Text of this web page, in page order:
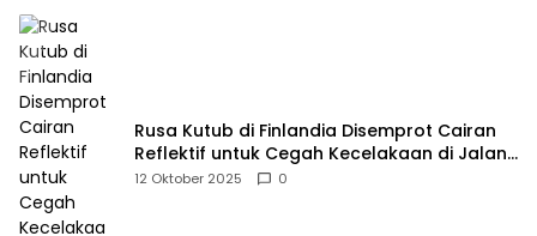
Rusa Kutub di Finlandia Disemprot Cairan
Reflektif untuk Cegah Kecelakaan di Jalan
Raya
12 Oktober 2025 0